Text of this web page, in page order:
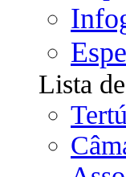
Lista